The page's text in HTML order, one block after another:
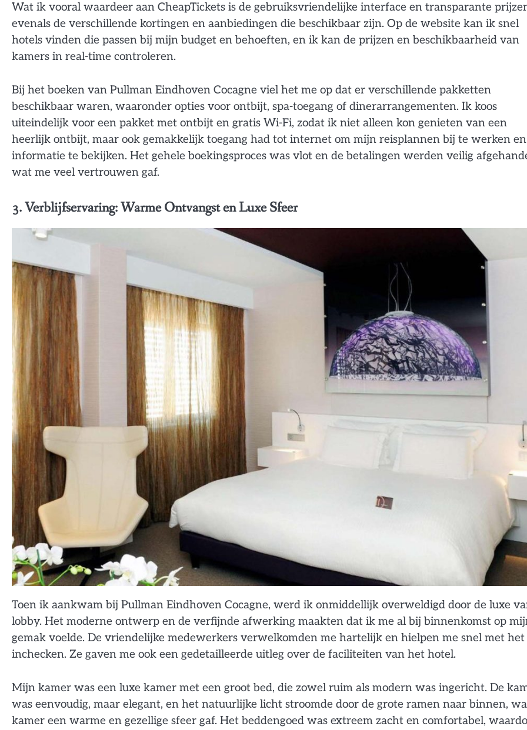
Wat ik vooral waardeer aan CheapTickets is de gebruiksvriendelijke interface en transparante
evenals de verschillende kortingen en aanbiedingen die beschikbaar zijn. Op de website kan ik snel
hotels vinden die passen bij mijn budget en behoeften, en ik kan de prijzen en beschikbaarheid van
kamers in real-time controleren.
Bij het boeken van Pullman Eindhoven Cocagne viel het me op dat er verschillende pakketten
beschikbaar waren, waaronder opties voor ontbijt, spa-toegang of dinerarrangementen. Ik koos
uiteindelijk voor een pakket met ontbijt en gratis Wi-Fi, zodat ik niet alleen kon genieten van een
heerlijk ontbijt, maar ook gemakkelijk toegang had tot internet om mijn reisplannen bij te werken en
informatie te bekijken. Het gehele boekingsproces was vlot en de betalingen werden veilig
wat me veel vertrouwen gaf.
3. Verblijfservaring: Warme Ontvangst en Luxe Sfeer
Toen ik aankwam bij Pullman Eindhoven Cocagne, werd ik onmiddellijk overweldigd door de luxe
lobby. Het moderne ontwerp en de verfijnde afwerking maakten dat ik me al bij binnenkomst op
gemak voelde. De vriendelijke medewerkers verwelkomden me hartelijk en hielpen me snel met het
inchecken. Ze gaven me ook een gedetailleerde uitleg over de faciliteiten van het hotel.
Mijn kamer was een luxe kamer met een groot bed, die zowel ruim als modern was ingericht. De
was eenvoudig, maar elegant, en het natuurlijke licht stroomde door de grote ramen naar binnen,
kamer een warme en gezellige sfeer gaf. Het beddengoed was extreem zacht en comfortabel,